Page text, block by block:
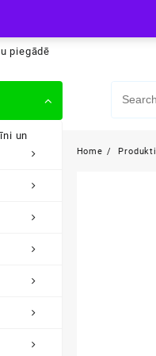
piegādē
un
Home Produkti